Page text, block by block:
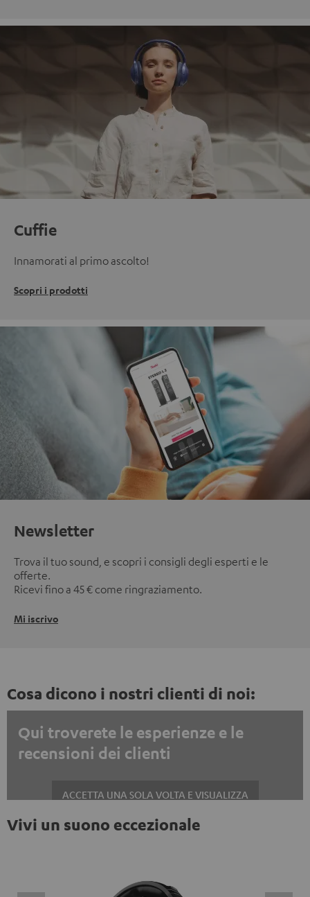
Cuffie
Innamorati al primo ascolto!
Scopri i prodotti
Newsletter
Trova il tuo sound, e scopri i consigli degli esperti e le
offerte.
Ricevi fino a 45 € come ringraziamento.
Mi iscrivo
Cosa dicono i nostri clienti di noi:
Qui troverete le esperienze e le
recensioni dei clienti
ACCETTA UNA SOLA VOLTA E VISUALIZZA
Mostrare sempre i contenuti esterni? Attivalo nelle impostazioni privacy
semplice clic. Facendo clic sul contenuto, l'utente
Vivi un suono eccezionale